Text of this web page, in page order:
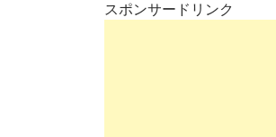
スポンサードリンク